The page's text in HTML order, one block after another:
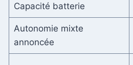
Capacité batterie
Autonomie mixte
annoncée